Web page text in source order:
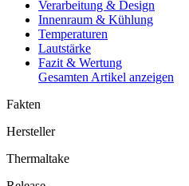
Verarbeitung & Design
Innenraum & Kühlung
Temperaturen
Lautstärke
Fazit & Wertung
Gesamten Artikel anzeigen
Fakten
Hersteller
Thermaltake